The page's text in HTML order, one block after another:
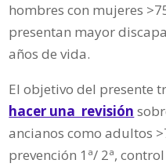
hombres con mujeres
presentan mayor
años de vida.
El objetivo del presente
hacer una revisión
ancianos como adultos
prevención 1ª/ 2ª,